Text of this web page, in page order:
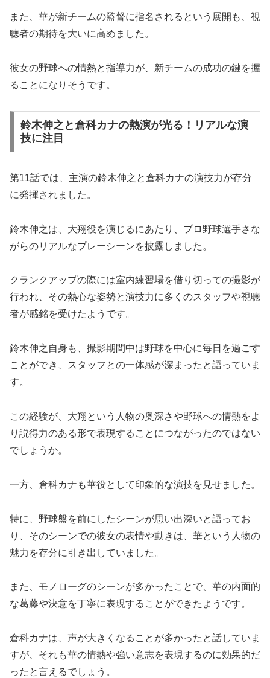
また、華が新チームの監督に指名されるという展開も、視
聴者の期待を大いに高めました。
彼女の野球への情熱と指導力が、新チームの成功の鍵を握
ることになりそうです。
鈴木伸之と倉科カナの熱演が光る！リアルな演
技に注目
第11話では、主演の鈴木伸之と倉科カナの演技力が存分
に発揮されました。
鈴木伸之は、大翔役を演じるにあたり、プロ野球選手さな
がらのリアルなプレーシーンを披露しました。
クランクアップの際には室内練習場を借り切っての撮影が
行われ、その熱心な姿勢と演技力に多くのスタッフや視聴
者が感銘を受けたようです。
鈴木伸之自身も、撮影期間中は野球を中心に毎日を過ごす
ことができ、スタッフとの一体感が深まったと語っていま
す。
この経験が、大翔という人物の奥深さや野球への情熱をよ
り説得力のある形で表現することにつながったのではない
でしょうか。
一方、倉科カナも華役として印象的な演技を見せました。
特に、野球盤を前にしたシーンが思い出深いと語ってお
り、そのシーンでの彼女の表情や動きは、華という人物の
魅力を存分に引き出していました。
また、モノローグのシーンが多かったことで、華の内面的
な葛藤や決意を丁寧に表現することができたようです。
倉科カナは、声が大きくなることが多かったと話していま
すが、それも華の情熱や強い意志を表現するのに効果的だ
ったと言えるでしょう。